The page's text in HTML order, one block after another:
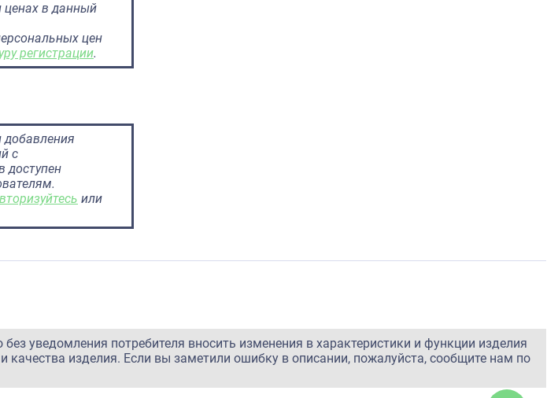
в данный
цен
регистрации.
добавления
с
доступен
или
без уведомления потребителя вносить изменения в характеристики и функции изделия
качества изделия. Если вы заметили ошибку в описании, пожалуйста, сообщите нам по